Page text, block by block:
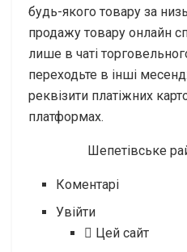
будь-якого товару за
продажу товару онлайн
лише в чаті
переходьте в інші
реквізити платіжних
платформах.
Шепетівське
Коментарі
Увійти
Цей сайт